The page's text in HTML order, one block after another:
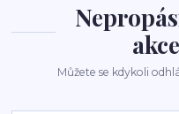
Můžete se kdykoli